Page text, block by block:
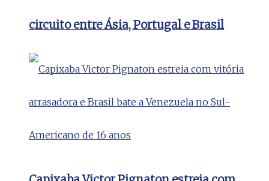
circuito entre Ásia, Portugal e Brasil